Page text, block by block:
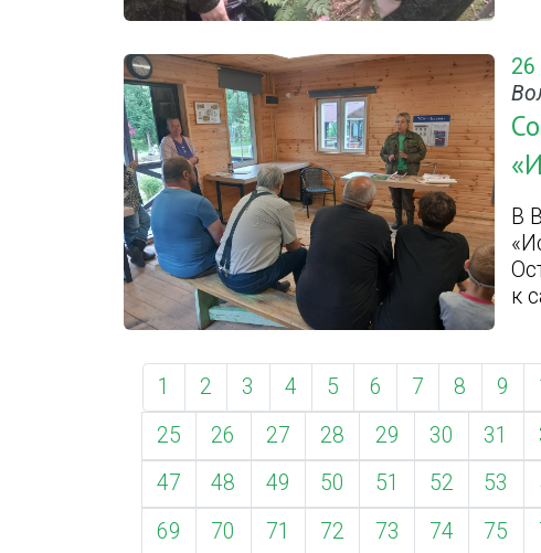
26
В
к
1 2 3 4 5 6 7 8 9
25
26 27 28 29 30 31
47
48 49 50 51 52 53
69
70 71 72 73 74 75